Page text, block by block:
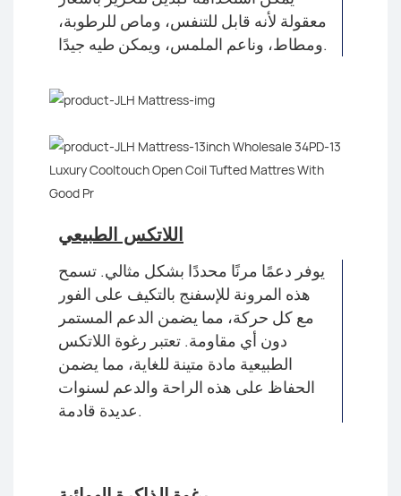
معقولة لأنه قابل للتنفس، وماص للرطوبة،
ومطاط، وناعم الملمس، ويمكن طيه جيدًا.
اللاتكس الطبيعي
يوفر دعمًا مرنًا محددًا بشكل مثالي. تسمح
هذه المرونة للإسفنج بالتكيف على الفور
مع كل حركة، مما يضمن الدعم المستمر
دون أي مقاومة. تعتبر رغوة اللاتكس
الطبيعية مادة متينة للغاية، مما يضمن
الحفاظ على هذه الراحة والدعم لسنوات
عديدة قادمة.